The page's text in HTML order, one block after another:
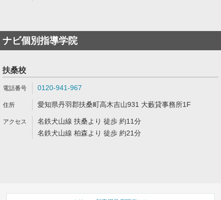
ナビ個別指導学院
扶桑校
0120-941-967
愛知県丹羽郡扶桑町高木吉山931 大藪貸事務所1F
名鉄犬山線 扶桑より 徒歩 約11分
名鉄犬山線 柏森より 徒歩 約21分